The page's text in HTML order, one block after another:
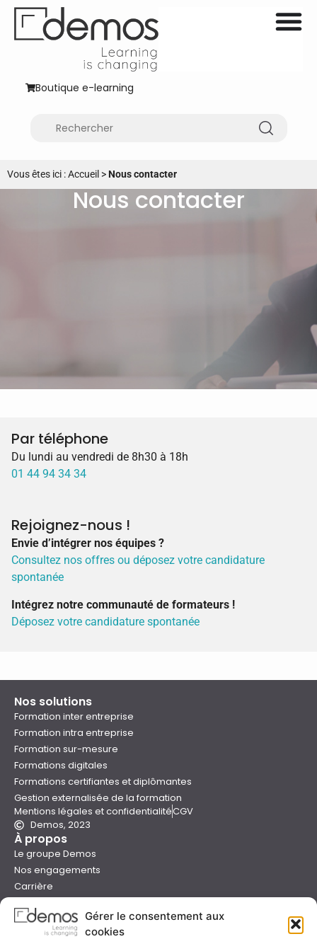
Gérer le consentement aux
cookies
Boutique e-learning
Vous êtes ici :Accueil >Nous contacter
Nous contacter
Par téléphone
Du lundi au vendredi de 8h30 à 18h
01 44 94 34 34
Rejoignez-nous !
Envie d’intégrer nos équipes ?
Consultez nos offres ou déposez votre candidature
spontanée
Intégrez notre communauté de formateurs !
Déposez votre candidature spontanée
Nos solutions
Formation inter entreprise
Formation intra entreprise
Formation sur-mesure
Formations digitales
Formations certifiantes et diplômantes
Gestion externalisée de la formation
Mentions légales et confidentialitéCGV
Demos, 2023
À propos
Le groupe Demos
Nos engagements
Carrière
Presse
Catalogues